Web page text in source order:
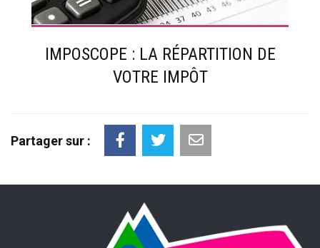
IMPOSCOPE : LA RÉPARTITION DE
VOTRE IMPÔT
Partager sur :